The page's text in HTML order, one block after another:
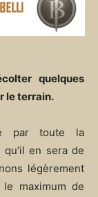
quelques
le terrain.
par toute la
en sera de
légèrement
maximum de